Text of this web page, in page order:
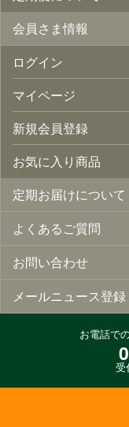
会員さま情報
ログイン
マイページ
新規会員登録
お気に入り商品
定期お届けについて
よくあるご質問
お問い合わせ
メールニュース登
お電話で
受